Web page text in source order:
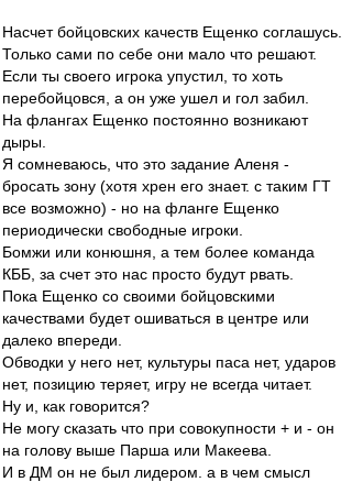
Насчет бойцовских качеств Ещенко соглашусь.
Только сами по себе они мало что решают.
Если ты своего игрока упустил, то хоть
перебойцовся, а он уже ушел и гол забил.
На флангах Ещенко постоянно возникают
дыры.
Я сомневаюсь, что это задание Аленя -
бросать зону (хотя хрен его знает. с таким ГТ
все возможно) - но на фланге Ещенко
периодически свободные игроки.
Бомжи или конюшня, а тем более команда
КББ, за счет это нас просто будут рвать.
Пока Ещенко со своими бойцовскими
качествами будет ошиваться в центре или
далеко впереди.
Обводки у него нет, культуры паса нет, ударов
нет, позицию теряет, игру не всегда читает.
Ну и, как говорится?
Не могу сказать что при совокупности + и - он
на голову выше Парша или Макеева.
И в ДМ он не был лидером. а в чем смысл